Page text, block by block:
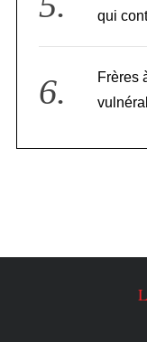
qui
Frères